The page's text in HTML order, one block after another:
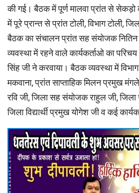
की गई। बैठक में पूर्ण मालवा प्रांत से
में पूरे प्रान्त से प्रांत टोली, विभाग टोली,
बैठक का संचालन प्रांत सह संयोजक नितिन
व्यवस्था में रहने वाले कार्यकर्ताओ का
सिंह जी ने करवाया। बैठक व्यवस्था में
मकवाना, प्रांत साप्ताहिक मिलन प्रमुख
रवि जी, जिला सह संयोजक राहुल जी,
जिला विद्यार्थी प्रमुख योगेश जी व कई